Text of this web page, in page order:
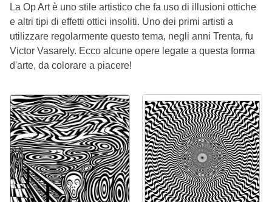
La Op Art è uno stile artistico che fa uso di illusioni ottiche
e altri tipi di effetti ottici insoliti. Uno dei primi artisti a
utilizzare regolarmente questo tema, negli anni Trenta, fu
Victor Vasarely. Ecco alcune opere legate a questa forma
d'arte, da colorare a piacere!